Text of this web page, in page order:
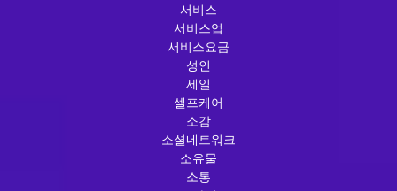
서비스
서비스업
서비스요금
성인
세일
셀프케어
소감
소셜네트워크
소유물
소통